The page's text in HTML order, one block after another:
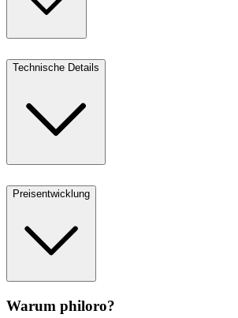
Technische Details
Preisentwicklung
Warum philoro?